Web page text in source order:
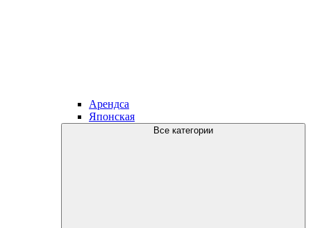
Арендса
Японская
Все категории